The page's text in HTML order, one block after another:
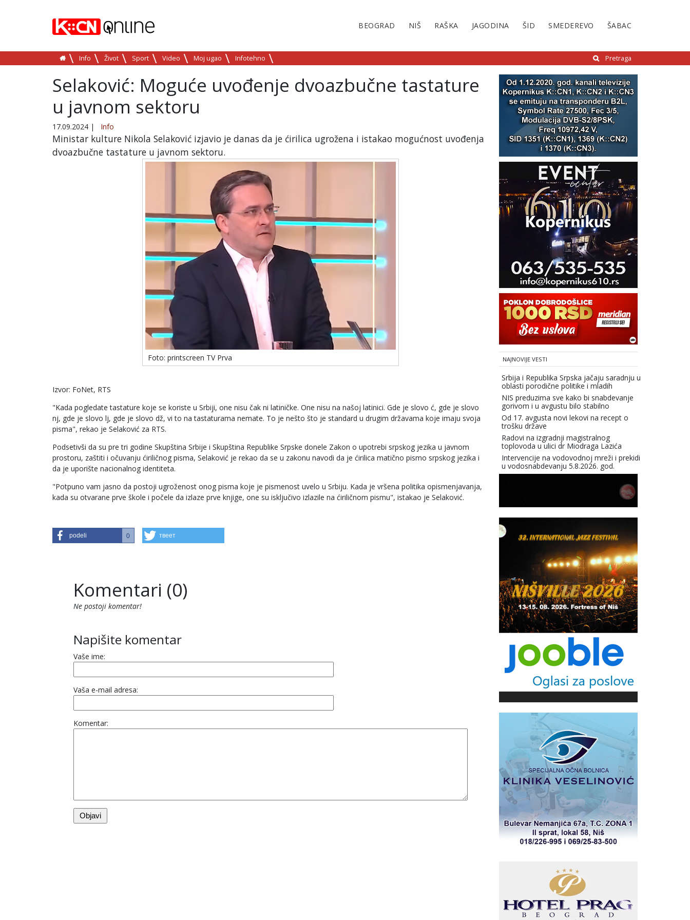
BEOGRAD NIŠ RAŠKA JAGODINA ŠID SMEDEREVO ŠABAC
Info Život Sport Video Moj ugao Infotehno Pretraga
Selaković: Moguće uvođenje dvoazbučne tastature
u javnom sektoru
17.09.2024 | Info
Ministar kulture Nikola Selaković izjavio je danas da je ćirilica ugrožena i istakao mogućnost uvođenja
dvoazbučne tastature u javnom sektoru.
Foto: printscreen TV Prva
Izvor: FoNet, RTS
"Kada pogledate tastature koje se koriste u Srbiji, one nisu čak ni latiničke. One nisu na našoj latinici. Gde je slovo ć, gde je slovo
nj, gde je slovo lj, gde je slovo dž, vi to na tastaturama nemate. To je nešto što je standard u drugim državama koje imaju svoja
pisma", rekao je Selaković za RTS.
Podsetivši da su pre tri godine Skupština Srbije i Skupština Republike Srpske donele Zakon o upotrebi srpskog jezika u javnom
prostoru, zaštiti i očuvanju ćiriličnog pisma, Selaković je rekao da se u zakonu navodi da je ćirilica matično pismo srpskog jezika i
da je uporište nacionalnog identiteta.
"Potpuno vam jasno da postoji ugroženost onog pisma koje je pismenost uvelo u Srbiju. Kada je vršena politika opismenjavanja,
kada su otvarane prve škole i počele da izlaze prve knjige, one su isključivo izlazile na ćiriličnom pismu", istakao je Selaković.
podeli 0 твеет
Komentari (0)
Ne postoji komentar!
Napišite komentar
Vaše ime:
Vaša e-mail adresa:
Komentar:
NAJNOVIJE VESTI
Srbija i Republika Srpska jačaju saradnju u
oblasti porodične politike i mladih
NIS preduzima sve kako bi snabdevanje
gorivom i u avgustu bilo stabilno
Od 17. avgusta novi lekovi na recept o
trošku države
Radovi na izgradnji magistralnog
toplovoda u ulici dr Miodraga Lazića
Intervencije na vodovodnoj mreži i prekidi
u vodosnabdevanju 5.8.2026. god.